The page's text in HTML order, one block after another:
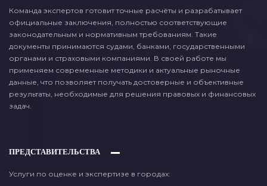
Команда экспертов готовит точные расчёты и разрабатывает
официальные заключения, полностью соответствующие
законодательным и нормативным требованиям. Такие
документы принимаются судами, банками, государственными
органами и страховыми компаниями. В своей работе мы
применяем современные методики и актуальные рыночные
данные, что позволяет получать достоверные и объективные
результаты, необходимые для решения правовых и финансовых
задач.
ПРЕДСТАВИТЕЛЬСТВА
Услуги по оценке и экспертизе в городах: